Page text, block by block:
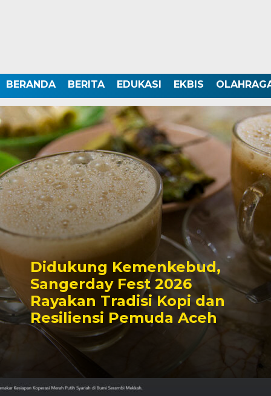
BERANDA BERITA EDUKASI EKBIS
Didukung Kemenkebud,
Sangerday Fest 2026
Rayakan Tradisi Kopi dan
Resiliensi Pemuda Aceh